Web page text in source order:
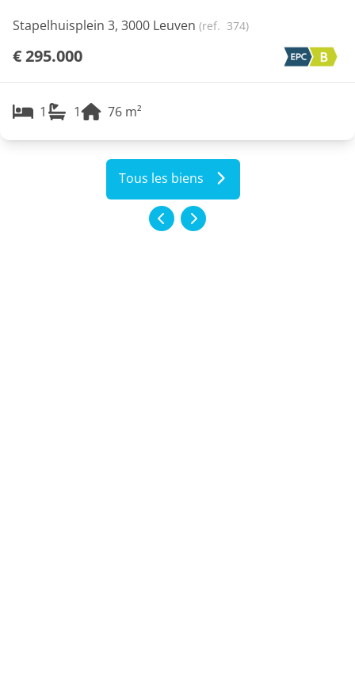
Stapelhuisplein 3, 3000 Leuven (ref. 374)
€ 295.000
1 1 76 m²
Tous les biens